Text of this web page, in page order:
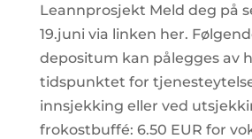
Leannprosjekt Meld deg på
19.juni via linken her.
depositum kan pålegges av
tidspunktet for
innsjekking eller ved
frokostbuffé: 6.50 EUR for